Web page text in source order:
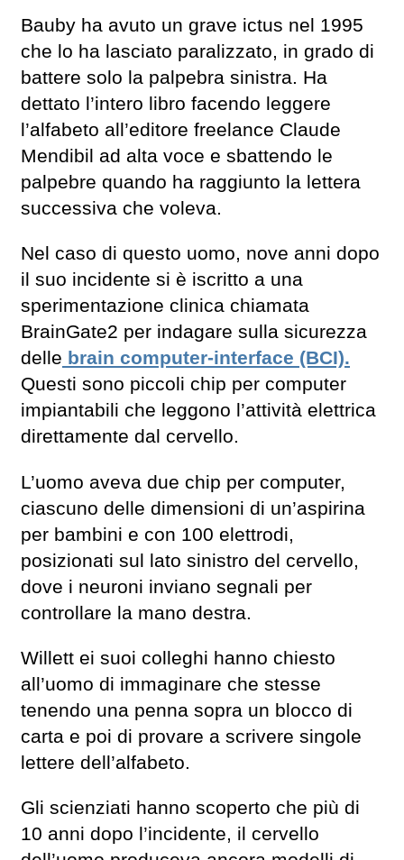
Bauby ha avuto un grave ictus nel 1995
che lo ha lasciato paralizzato, in grado di
battere solo la palpebra sinistra. Ha
dettato l’intero libro facendo leggere
l’alfabeto all’editore freelance Claude
Mendibil ad alta voce e sbattendo le
palpebre quando ha raggiunto la lettera
successiva che voleva.
Nel caso di questo uomo, nove anni dopo
il suo incidente si è iscritto a una
sperimentazione clinica chiamata
BrainGate2 per indagare sulla sicurezza
delle brain computer-interface (BCI).
Questi sono piccoli chip per computer
impiantabili che leggono l’attività elettrica
direttamente dal cervello.
L’uomo aveva due chip per computer,
ciascuno delle dimensioni di un’aspirina
per bambini e con 100 elettrodi,
posizionati sul lato sinistro del cervello,
dove i neuroni inviano segnali per
controllare la mano destra.
Willett ei suoi colleghi hanno chiesto
all’uomo di immaginare che stesse
tenendo una penna sopra un blocco di
carta e poi di provare a scrivere singole
lettere dell’alfabeto.
Gli scienziati hanno scoperto che più di
10 anni dopo l’incidente, il cervello